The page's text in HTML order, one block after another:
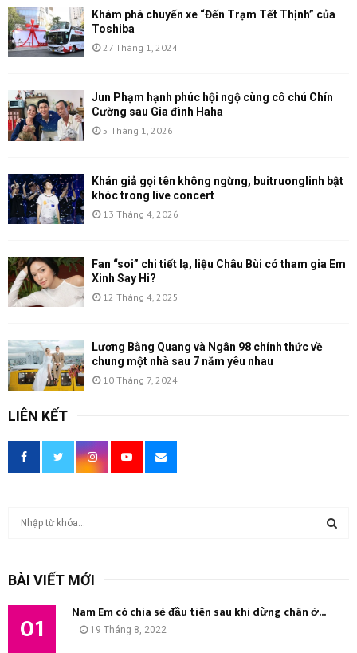
Khám phá chuyến xe “Đến Trạm Tết Thịnh” của
Toshiba
27 Tháng 1, 2024
Jun Phạm hạnh phúc hội ngộ cùng cô chú Chín
Cường sau Gia đình Haha
5 Tháng 1, 2026
Khán giả gọi tên không ngừng, buitruonglinh bật
khóc trong live concert
13 Tháng 4, 2026
Fan “soi” chi tiết lạ, liệu Châu Bùi có tham gia Em
Xinh Say Hi?
12 Tháng 4, 2025
Lương Bằng Quang và Ngân 98 chính thức về
chung một nhà sau 7 năm yêu nhau
10 Tháng 7, 2024
LIÊN KẾT
BÀI VIẾT MỚI
01 Nam Em có chia sẻ đầu tiên sau khi dừng chân ở...
19 Tháng 8, 2022